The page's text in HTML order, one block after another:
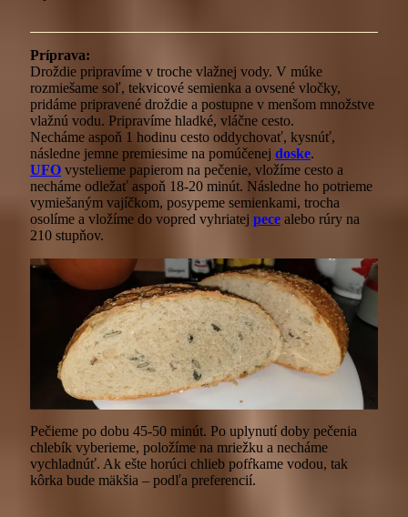
Príprava:
Droždie pripravíme v troche vlažnej vody. V múke
rozmiešame soľ, tekvicové semienka a ovsené vločky,
pridáme pripravené droždie a postupne v menšom množstve
vlažnú vodu. Pripravíme hladké, vláčne cesto.
Necháme aspoň 1 hodinu cesto oddychovať, kysnúť,
následne jemne premiesime na pomúčenej doske.
UFO vystelieme papierom na pečenie, vložíme cesto a
necháme odležať aspoň 18-20 minút. Následne ho potrieme
vymiešaným vajíčkom, posypeme semienkami, trocha
osolíme a vložíme do vopred vyhriatej pece alebo rúry na
210 stupňov.
Pečieme po dobu 45-50 minút. Po uplynutí doby pečenia
chlebík vyberieme, položíme na mriežku a necháme
vychladnúť. Ak ešte horúci chlieb pofŕkame vodou, tak
kôrka bude mäkšia – podľa preferencií.